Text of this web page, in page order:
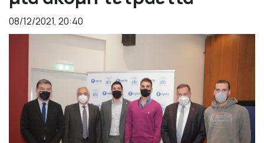
08/12/2021, 20:40